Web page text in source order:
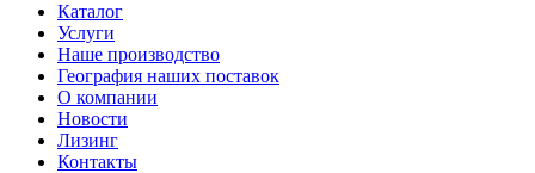
Каталог
Услуги
Наше производство
География наших поставок
О компании
Новости
Лизинг
Контакты